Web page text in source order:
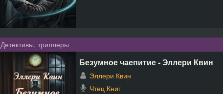
Детективы, триллеры
Безумное чаепитие - Эллери Квин
Эллери Квин
Чтец Книг